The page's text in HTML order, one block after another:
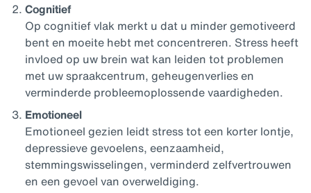
Cognitief
Op cognitief vlak merkt u dat u minder gemotiveerd
bent en moeite hebt met concentreren. Stress heeft
invloed op uw brein wat kan leiden tot problemen
met uw spraakcentrum, geheugenverlies en
verminderde probleemoplossende vaardigheden.
Emotioneel
Emotioneel gezien leidt stress tot een korter lontje,
depressieve gevoelens, eenzaamheid,
stemmingswisselingen, verminderd zelfvertrouwen
en een gevoel van overweldiging.